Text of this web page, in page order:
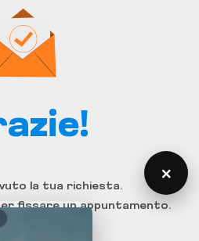
la tua richiesta.
fissare un appuntamento.
×